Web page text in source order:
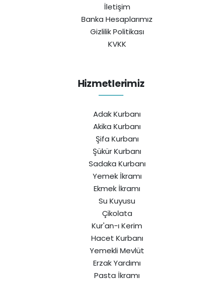
İletişim
Banka Hesaplarımız
Gizlilik Politikası
KVKK
Hizmetlerimiz
Adak Kurbanı
Akika Kurbanı
Şifa Kurbanı
Şükür Kurbanı
Sadaka Kurbanı
Yemek İkramı
Ekmek İkramı
Su Kuyusu
Çikolata
Kur'an-ı Kerim
Hacet Kurbanı
Yemekli Mevlüt
Erzak Yardımı
Pasta İkramı